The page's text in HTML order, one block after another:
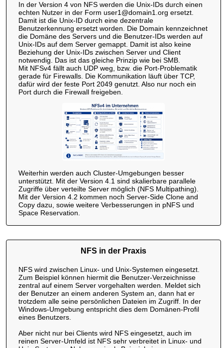
In der Version 4 von NFS werden die Unix-IDs durch einen
echten Nutzer in der Form user1@domain1.org ersetzt.
Damit ist die Unix-ID durch eine dezentrale
Benutzerkennung ersetzt worden. Die Domain kennzeichnet
die Domäne des Servers und die Benutzer-IDs werden auf
Unix-IDs auf dem Server gemappt. Damit ist also keine
Beziehung der Unix-IDs zwischen Server und Client
notwendig. Das ist das gleiche Prinzip wie bei SMB.
Mit NFSv4 fällt auch UDP weg, bzw. die Port-Problematik
gerade für Firewalls. Die Kommunikation läuft über TCP,
dafür wird der feste Port 2049 genutzt. Also nur noch ein
Port durch die Firewall freigeben.
Weiterhin werden auch Cluster-Umgebungen besser
unterstützt. Mit der Version 4.1 sind skalierbare parallele
Zugriffe über verteilte Server möglich (NFS Multipathing).
Mit der Version 4.2 kommen noch Server-Side Clone and
Copy dazu, sowie weitere Verbesserungen in pNFS und
Space Reservation.
NFS in der Praxis
NFS wird zwischen Linux- und Unix-Systemen eingesetzt.
Zum Beispiel können hiermit die Benutzer-Verzeichnisse
zentral auf einem Server vorgehalten werden. Meldet sich
der Benutzer an einem anderen System an, dann hat er
trotzdem alle seine persönlichen Dateien im Zugriff. In der
Windows-Umgebung entspricht dies dem Domänen-Profil
eines Benutzers.
Aber nicht nur bei Clients wird NFS eingesetzt, auch im
reinen Server-Umfeld ist NFS sehr verbreitet in Linux- und